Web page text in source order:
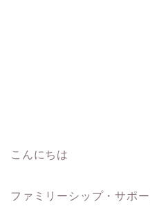
こんにちは
ファミリーシップ・サポ